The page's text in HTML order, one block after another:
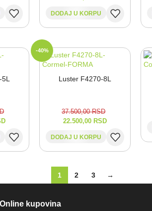
DODAJ U KORPU
⁠5L
-40%
Luster F4270-⁠8L
37.500,00RSD
22.500,00 RSD
DODAJ U KORPU
1 2 3 →
Online kupovina